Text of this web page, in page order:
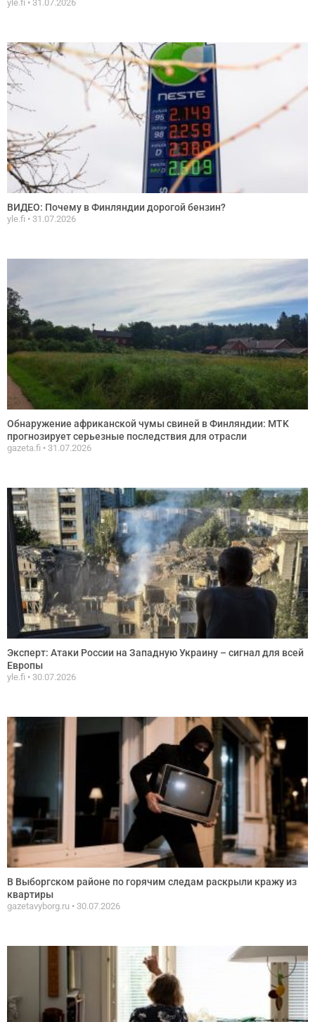
yle.fi 31.07.2026
ВИДЕО: Почему в Финляндии дорогой бензин?
yle.fi 31.07.2026
Обнаружение африканской чумы свиней в Финляндии: MTK
прогнозирует серьезные последствия для отрасли
gazeta.fi 31.07.2026
Эксперт: Атаки России на Западную Украину – сигнал для всей
Европы
yle.fi 30.07.2026
В Выборгском районе по горячим следам раскрыли кражу из
квартиры
gazetavyborg.ru 30.07.2026